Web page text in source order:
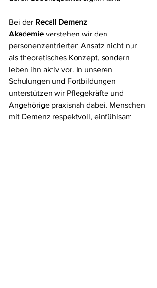
Bei der Recall Demenz
Akademie verstehen wir den
personenzentrierten Ansatz nicht nur
als theoretisches Konzept, sondern
leben ihn aktiv vor. In unseren
Schulungen und Fortbildungen
unterstützen wir Pflegekräfte und
Angehörige praxisnah dabei, Menschen
mit Demenz respektvoll, einfühlsam
und fachlich kompetent zu begleiten.